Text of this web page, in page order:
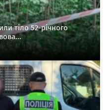
тіло 52-річного